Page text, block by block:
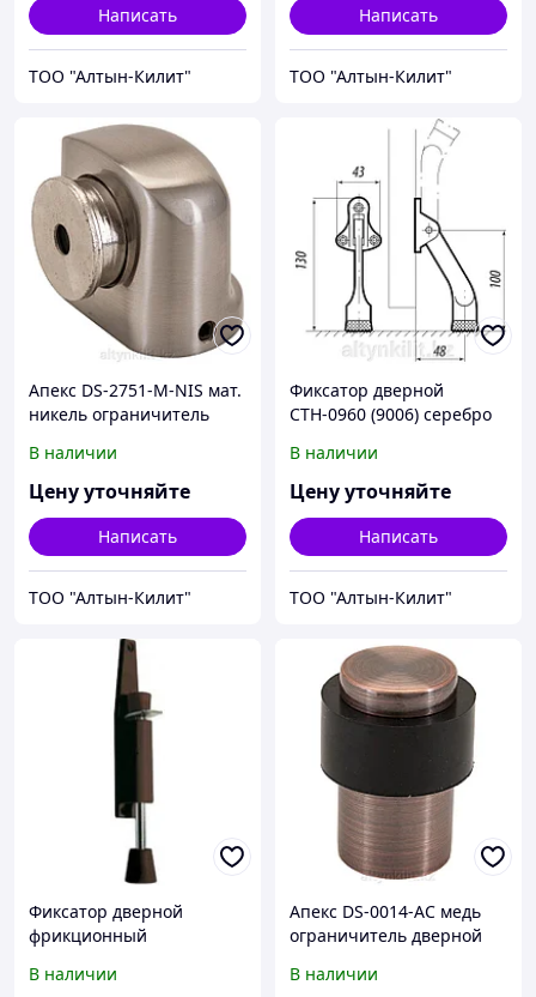
Написать
ТОО "Алтын-Килит"
Написать
ТОО "Алтын-Килит"
Апекс DS-2751-М-NIS мат.
никель ограничитель
(96,12)
В наличии
Цену уточняйте
Написать
ТОО "Алтын-Килит"
Фиксатор дверной
СТН-0960 (9006) серебро
В наличии
Цену уточняйте
Написать
ТОО "Алтын-Килит"
Фиксатор дверной
фрикционный
РостовНаДону (50)
В наличии
Апекс DS-0014-AC медь
ограничитель дверной
В наличии